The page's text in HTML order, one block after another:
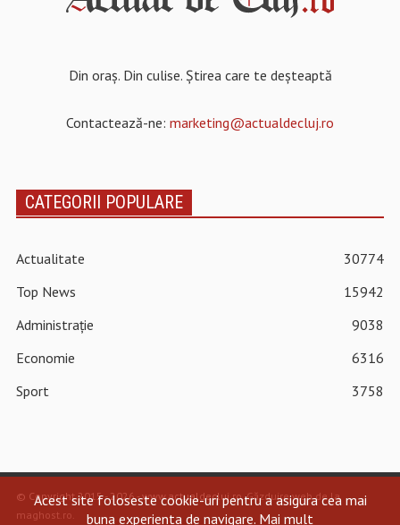
Din oraș. Din culise. Știrea care te deșteaptă
Contactează-ne: marketing@actualdecluj.ro
CATEGORII POPULARE
Actualitate
30774
Top News
15942
Administrație
9038
Economie
6316
Sport
3758
© Copyright 2015 - 2026 - www.actualdecluj.ro.Găzduire web de la
maghost.ro.
Acest site foloseste cookie-uri pentru a asigura cea mai
buna experienta de navigare. Mai mult